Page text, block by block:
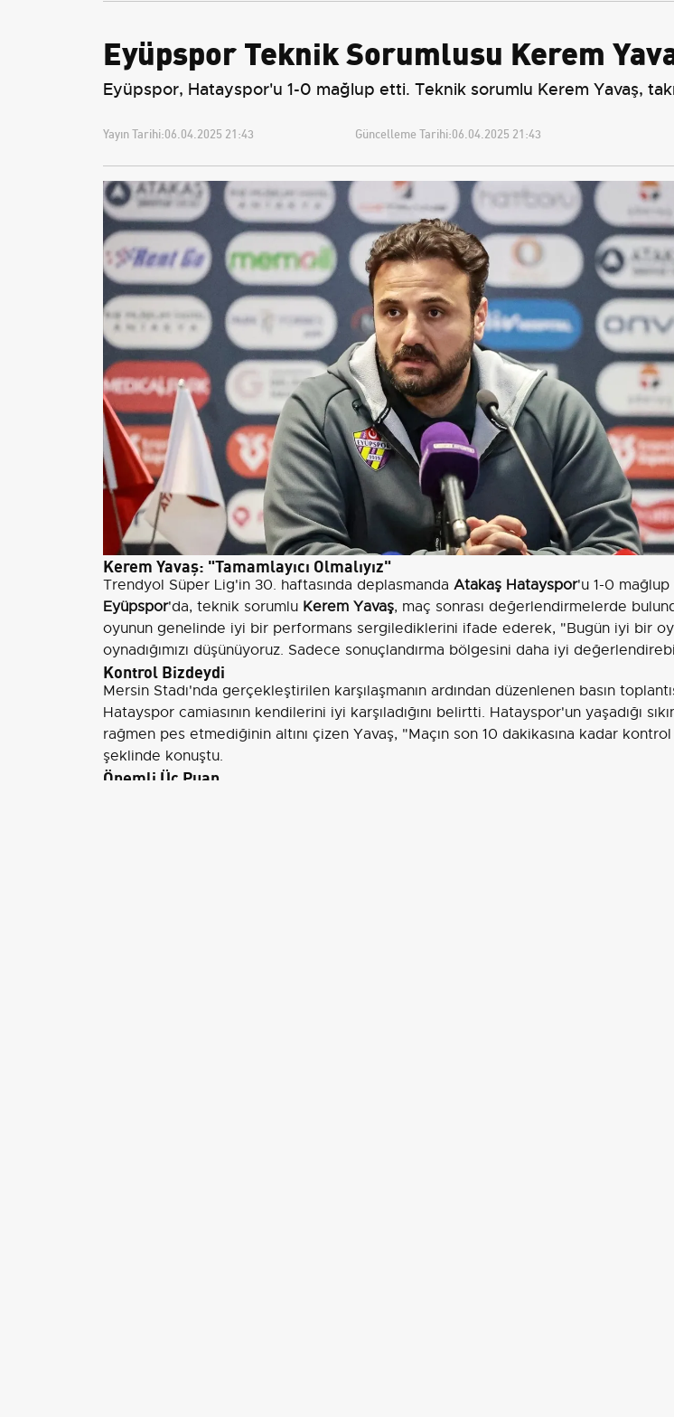
Eyüpspor Teknik Sorumlusu Kerem
Eyüpspor, Hatayspor'u 1-0 mağlup etti. Teknik sorumlu Kerem Yavaş,
Yayın Tarihi:06.04.2025 21:43 Güncelleme Tarihi:06.04.2025 21:43
Kerem Yavaş: "Tamamlayıcı Olmalıyız"
Trendyol Süper Lig'in 30. haftasında deplasmanda Atakaş Hatayspor'u 1-0
Eyüpspor'da, teknik sorumlu Kerem Yavaş, maç sonrası değerlendirmelerde
oyunun genelinde iyi bir performans sergilediklerini ifade ederek, "Bugün iyi bir
oynadığımızı düşünüyoruz. Sadece sonuçlandırma bölgesini daha iyi
Kontrol Bizdeydi
Mersin Stadı'nda gerçekleştirilen karşılaşmanın ardından düzenlenen basın
Hatayspor camiasının kendilerini iyi karşıladığını belirtti. Hatayspor'un yaşadığı
rağmen pes etmediğinin altını çizen Yavaş, "Maçın son 10 dakikasına kadar
şeklinde konuştu.
Önemli Üç Puan